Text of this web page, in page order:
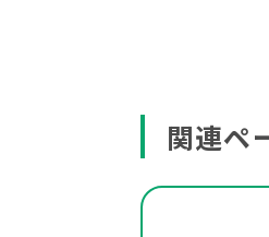
関連ペ